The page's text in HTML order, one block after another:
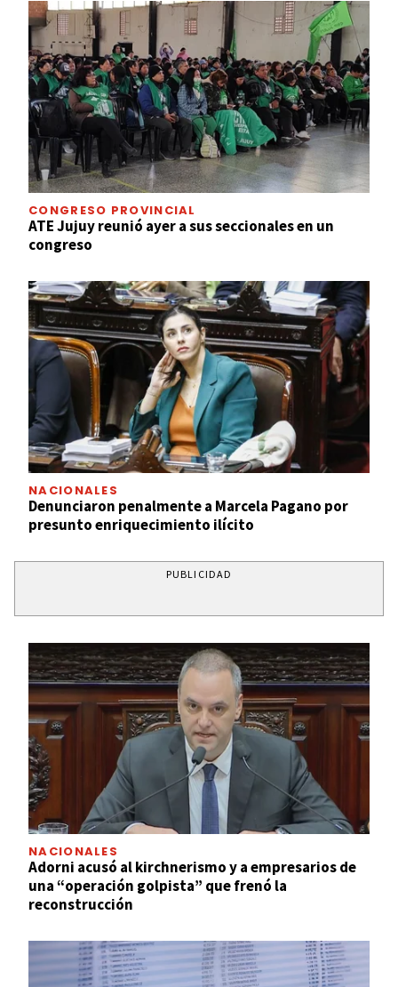
CONGRESO PROVINCIAL
ATE Jujuy reunió ayer a sus seccionales en un
congreso
NACIONALES
Denunciaron penalmente a Marcela Pagano por
presunto enriquecimiento ilícito
PUBLICIDAD
NACIONALES
Adorni acusó al kirchnerismo y a empresarios de
una “operación golpista” que frenó la
reconstrucción